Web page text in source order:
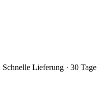
Schnelle Lieferung · 30